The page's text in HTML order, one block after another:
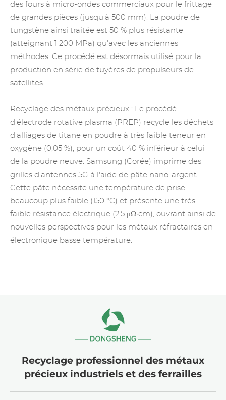
des fours à micro-ondes commerciaux pour le frittage
de grandes pièces (jusqu'à 500 mm). La poudre de
tungstène ainsi traitée est 50 % plus résistante
(atteignant 1 200 MPa) qu'avec les anciennes
méthodes. Ce procédé est désormais utilisé pour la
production en série de tuyères de propulseurs de
satellites.
Recyclage des métaux précieux : Le procédé
d'électrode rotative plasma (PREP) recycle les déchets
d'alliages de titane en poudre à très faible teneur en
oxygène (0,05 %), pour un coût 40 % inférieur à celui
de la poudre neuve. Samsung (Corée) imprime des
grilles d'antennes 5G à l'aide de pâte nano-argent.
Cette pâte nécessite une température de prise
beaucoup plus faible (150 °C) et présente une très
faible résistance électrique (2,5 μΩ·cm), ouvrant ainsi de
nouvelles perspectives pour les métaux réfractaires en
électronique basse température.
Recyclage professionnel des métaux
précieux industriels et des ferrailles